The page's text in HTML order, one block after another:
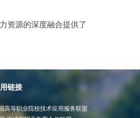
资源的深度融合提供了
链接
高等职业院校技术应用服务联盟